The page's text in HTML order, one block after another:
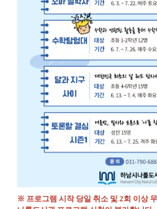
※ 프로그램 시작 당일 취소 및 2회 이상